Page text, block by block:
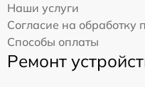
Наши услуги
Согласие на
Способы оплаты
Ремонт